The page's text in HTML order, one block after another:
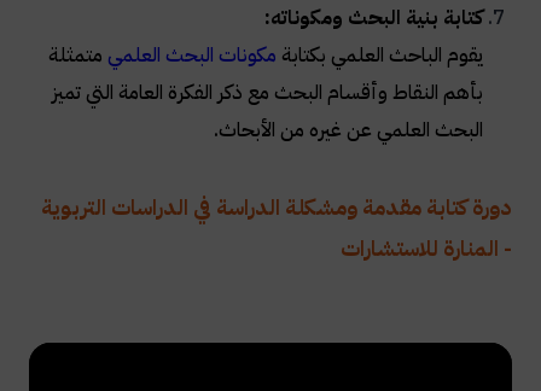
كتابة بنية البحث ومكوناته:
يقوم الباحث العلمي بكتابة مكونات البحث العلمي متمثلة
بأهم النقاط وأقسام البحث مع ذكر الفكرة العامة التي تميز
البحث العلمي عن غيره من الأبحاث.​
دورة كتابة مقدمة ومشكلة الدراسة في الدراسات التربوية
- المنارة للاستشارات